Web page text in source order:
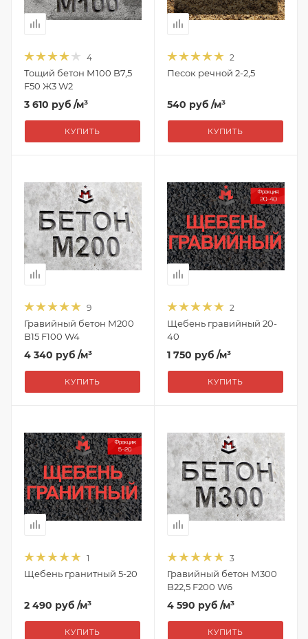
4
Тощий бетон М100 B7,5
F50 Ж3 W2
3 610 руб /м³
КУПИТЬ
2
Песок речной 2-2,5
540 руб /м³
КУПИТЬ
9
Гравийный бетон М200
B15 F100 W4
4 340 руб /м³
КУПИТЬ
2
Щебень гравийный 20-
40
1 750 руб /м³
КУПИТЬ
1
Щебень гранитный 5-20
2 490 руб /м³
КУПИТЬ
3
Гравийный бетон М300
B22,5 F200 W6
4 590 руб /м³
КУПИТЬ